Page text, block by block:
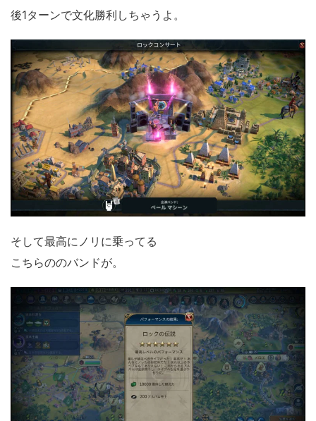
後1ターンで文化勝利しちゃうよ。
そして最高にノリに乗ってる
こちらののバンドが。